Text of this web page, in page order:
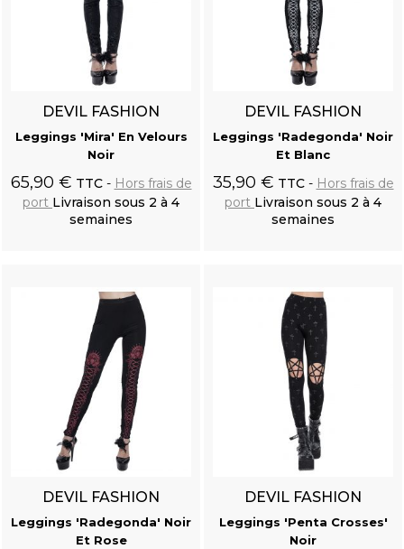
DEVIL FASHION
Leggings 'Mira' En Velours
Noir
65,90 € TTC
Hors frais de
port Livraison sous 2 à 4
semaines
DEVIL FASHION
Leggings 'Radegonda' Noir
Et Blanc
35,90 € TTC
Hors frais de
port Livraison sous 2 à 4
semaines
DEVIL FASHION
Leggings 'Radegonda' Noir
Et Rose
DEVIL FASHION
Leggings 'Penta Crosses'
Noir